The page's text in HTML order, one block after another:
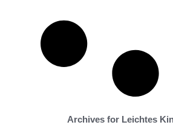
Archives for Leichtes